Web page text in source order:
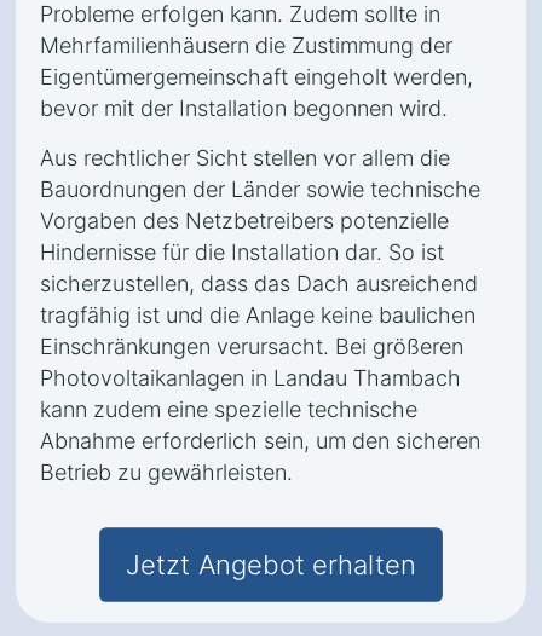
Probleme erfolgen kann. Zudem sollte in
Mehrfamilienhäusern die Zustimmung der
Eigentümergemeinschaft eingeholt werden,
bevor mit der Installation begonnen wird.
Aus rechtlicher Sicht stellen vor allem die
Bauordnungen der Länder sowie technische
Vorgaben des Netzbetreibers potenzielle
Hindernisse für die Installation dar. So ist
sicherzustellen, dass das Dach ausreichend
tragfähig ist und die Anlage keine baulichen
Einschränkungen verursacht. Bei größeren
Photovoltaikanlagen in Landau Thambach
kann zudem eine spezielle technische
Abnahme erforderlich sein, um den sicheren
Betrieb zu gewährleisten.
Jetzt Angebot erhalten